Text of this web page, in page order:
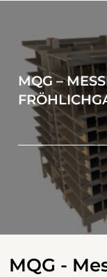
MQG –
MQG -